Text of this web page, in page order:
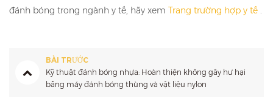
đánh bóng trong ngành y tế, hãy xem Trang trường hợp y tế .
BÀI TRƯỚC
Kỹ thuật đánh bóng nhựa: Hoàn thiện không gây hư hại
bằng máy đánh bóng thùng và vật liệu nylon